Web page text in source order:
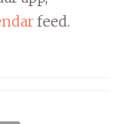
feed.